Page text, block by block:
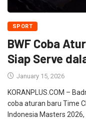
SPORT
BWF Coba
Siap Serve
January 15, 2026
KORANPLUS.COM –
coba aturan baru Time
Indonesia Masters